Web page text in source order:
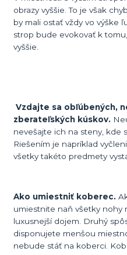
obrazy vyššie. To je však
by mali ostať vždy vo výške
strop bude evokovať k
vyššie.
Vzdajte sa obľúbených,
zberateľských kúskov.
nevešajte ich na steny, kde
Riešením je napríklad
všetky takéto predmety
Ako umiestniť koberec.
umiestnite naň všetky nohy
luxusnejší dojem. Druhý
disponujete menšou
nebude stáť na koberci.